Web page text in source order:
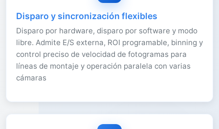
Disparo y sincronización flexibles
Disparo por hardware, disparo por software y modo
libre. Admite E/S externa, ROI programable, binning y
control preciso de velocidad de fotogramas para
líneas de montaje y operación paralela con varias
cámaras